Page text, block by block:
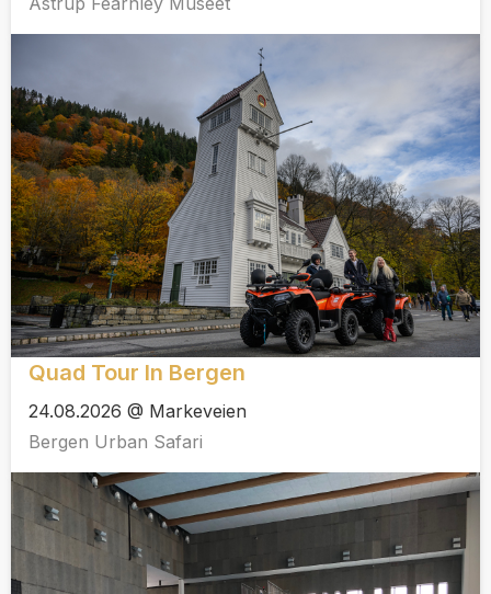
Quad Tour In Bergen
24.08.2026 @ Markeveien
Bergen Urban Safari